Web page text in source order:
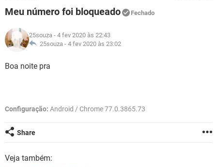
INSTAGRAM GMAIL
GUIA DE COMPRAS
INSTAGRAM
JOGOS WHATSAPP
CELULAR
OUTLOOK EXCEL
INSTAGRAM
JOGOS
OUTLOOK
GLOSSÁRIO
INSTAGRAM GMAIL
GUIA DE COMPRAS
Meu número foi bloqueado Fechado
25souza - 4 fev 2020 às 22:43
25souza - 4 fev 2020 às 23:02
Boa noite pra
Configuração: Android / Chrome 77.0.3865.73
Share
Veja também: